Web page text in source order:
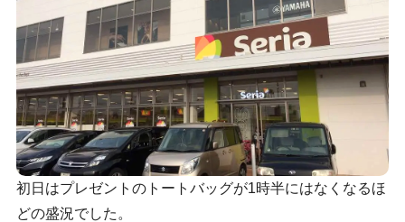
初日はプレゼントのトートバッグが1時半にはなくなるほ
どの盛況でした。